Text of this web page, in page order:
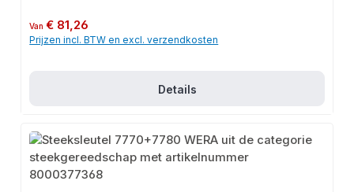
Normale prijs:
Van€ 81,26
Prijzen incl. BTW en excl. verzendkosten
Details